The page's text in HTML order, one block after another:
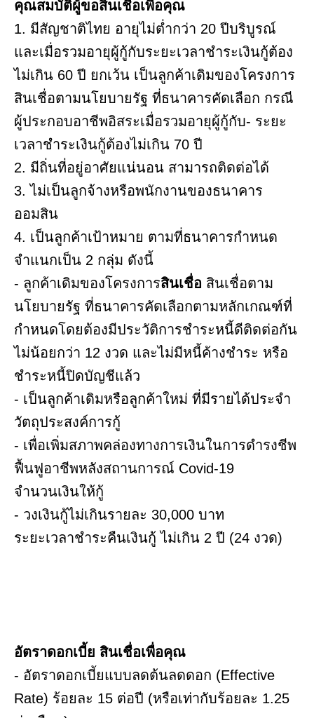
คุณสมบัติผู้ขอสินเชื่อเพื่อคุณ
1. มีสัญชาติไทย อายุไม่ต่ำกว่า 20 ปีบริบูรณ์
และเมื่อรวมอายุผู้กู้กับระยะเวลาชำระเงินกู้ต้อง
ไม่เกิน 60 ปี ยกเว้น เป็นลูกค้าเดิมของโครงการ
สินเชื่อตามนโยบายรัฐ ที่ธนาคารคัดเลือก กรณี
ผู้ประกอบอาชีพอิสระเมื่อรวมอายุผู้กู้กับ- ระยะ
เวลาชำระเงินกู้ต้องไม่เกิน 70 ปี
2. มีถิ่นที่อยู่อาศัยแน่นอน สามารถติดต่อได้
3. ไม่เป็นลูกจ้างหรือพนักงานของธนาคาร
ออมสิน
4. เป็นลูกค้าเป้าหมาย ตามที่ธนาคารกำหนด
จำแนกเป็น 2 กลุ่ม ดังนี้
- ลูกค้าเดิมของโครงการสินเชื่อ สินเชื่อตาม
นโยบายรัฐ ที่ธนาคารคัดเลือกตามหลักเกณฑ์ที่
กำหนดโดยต้องมีประวัติการชำระหนี้ดีติดต่อกัน
ไม่น้อยกว่า 12 งวด และไม่มีหนี้ค้างชำระ หรือ
ชำระหนี้ปิดบัญชีแล้ว
- เป็นลูกค้าเดิมหรือลูกค้าใหม่ ที่มีรายได้ประจำ
วัตถุประสงค์การกู้
- เพื่อเพิ่มสภาพคล่องทางการเงินในการดำรงชีพ
ฟื้นฟูอาชีพหลังสถานการณ์ Covid-19
จำนวนเงินให้กู้
- วงเงินกู้ไม่เกินรายละ 30,000 บาท
ระยะเวลาชำระคืนเงินกู้ ไม่เกิน 2 ปี (24 งวด)
อัตราดอกเบี้ย สินเชื่อเพื่อคุณ
- อัตราดอกเบี้ยแบบลดต้นลดดอก (Effective
Rate) ร้อยละ 15 ต่อปี (หรือเท่ากับร้อยละ 1.25